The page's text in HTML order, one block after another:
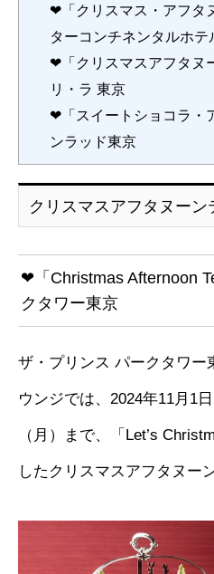
❤「クリスマス・アフタ
ターコンチネンタルホテ
❤「クリスマスアフタヌ
リ・ラ 東京
❤「スイートショコラ・
ンラッド東京
クリスマスアフタヌーン
❤「Christmas Afternoon
クタワー東京
ザ・プリンス パークタワー
ウンジでは、2024年11月1
（月）まで、「Let’s
したクリスマスアフタヌー